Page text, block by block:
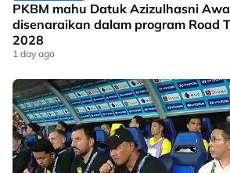
PKBM mahu Datuk Azizulhasni
disenaraikan dalam program Road
2028
1 day ago